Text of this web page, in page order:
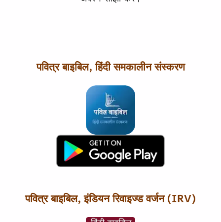
पवित्र बाइबिल, हिंदी समकालीन संस्करण
पवित्र बाइबिल, इंडियन रिवाइज्ड वर्जन (IRV)